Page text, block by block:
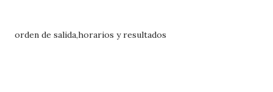
orden de salida,horarios y resultados